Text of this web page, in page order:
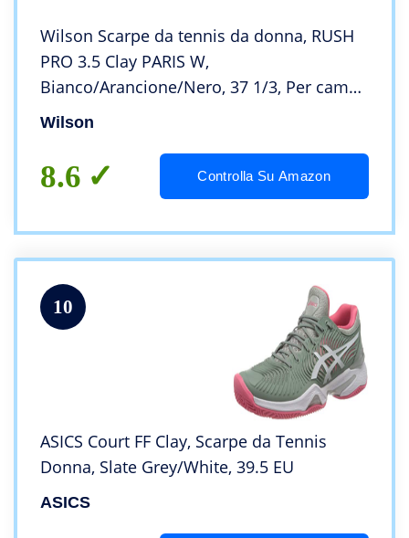
Wilson Scarpe da tennis da donna, RUSH
PRO 3.5 Clay PARIS W,
Bianco/Arancione/Nero, 37 1/3, Per campi
in terra battuta, Per tutti i tipi di giocatori,
Wilson
8.6 Controlla Su Amazon
10
ASICS Court FF Clay, Scarpe da Tennis
Donna, Slate Grey/White, 39.5 EU
ASICS